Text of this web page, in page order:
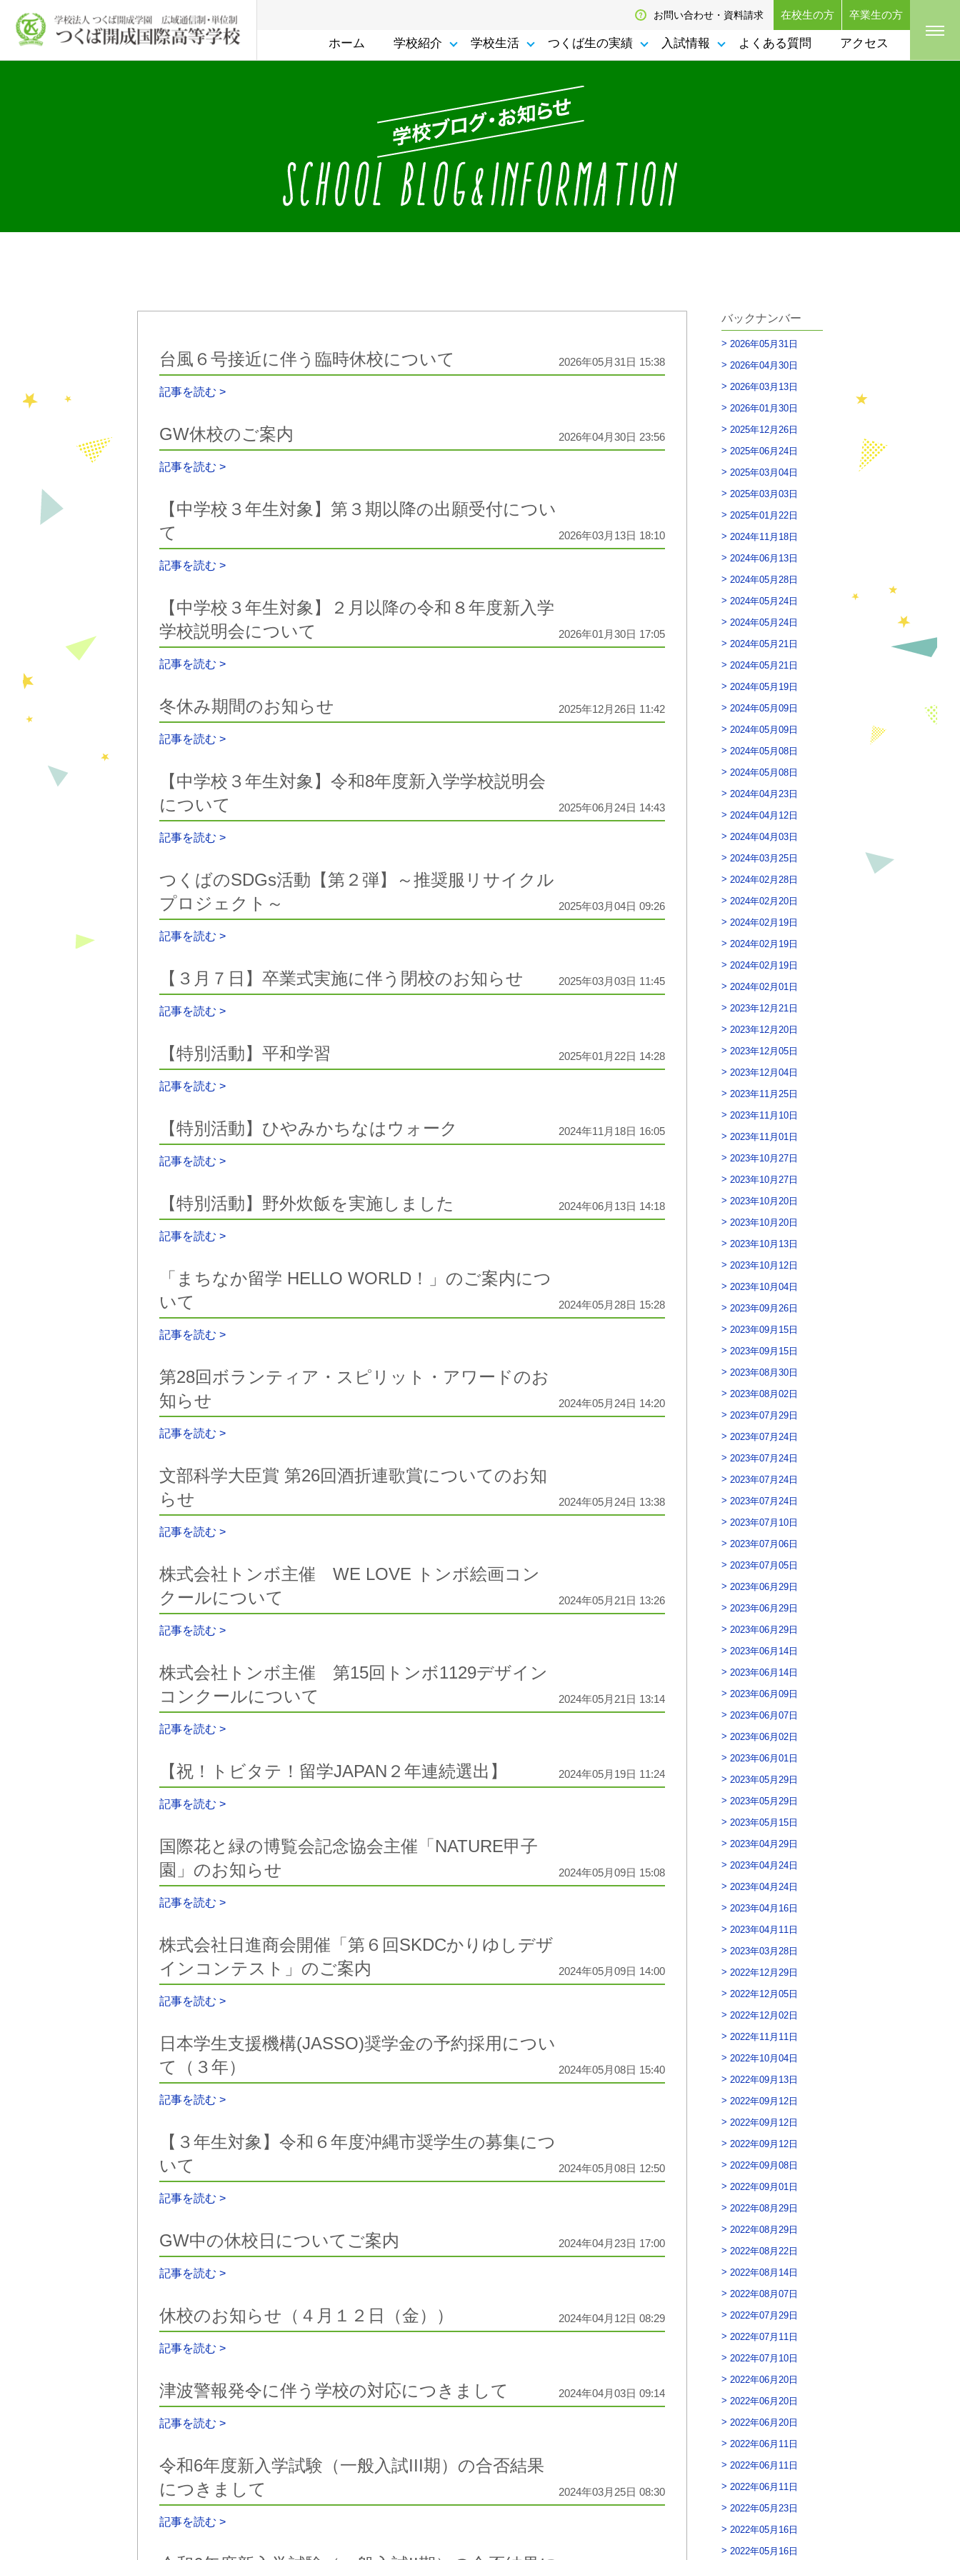
お問い合わせ・資料請求 在校生の方 卒業生の方
ホーム 学校紹介 学校生活 つくば生の実績 入試情報 よくある質問 アクセス
台風６号接近に伴う臨時休校について 2026年05月31日 15:38
記事を読む >
GW休校のご案内 2026年04月30日 23:56
記事を読む >
【中学校３年生対象】第３期以降の出願受付につい
て
2026年03月13日 18:10
記事を読む >
【中学校３年生対象】２月以降の令和８年度新入学
学校説明会について
2026年01月30日 17:05
記事を読む >
冬休み期間のお知らせ 2025年12月26日 11:42
記事を読む >
【中学校３年生対象】令和8年度新入学学校説明会
について
2025年06月24日 14:43
記事を読む >
つくばのSDGs活動【第２弾】～推奨服リサイクル
プロジェクト～
2025年03月04日 09:26
記事を読む >
【３月７日】卒業式実施に伴う閉校のお知らせ 2025年03月03日 11:45
記事を読む >
【特別活動】平和学習 2025年01月22日 14:28
記事を読む >
【特別活動】ひやみかちなはウォーク 2024年11月18日 16:05
記事を読む >
【特別活動】野外炊飯を実施しました 2024年06月13日 14:18
記事を読む >
「まちなか留学 HELLO WORLD！」のご案内につ
いて
2024年05月28日 15:28
記事を読む >
第28回ボランティア・スピリット・アワードのお
知らせ
2024年05月24日 14:20
記事を読む >
文部科学大臣賞 第26回酒折連歌賞についてのお知
らせ
2024年05月24日 13:38
記事を読む >
株式会社トンボ主催 WE LOVE トンボ絵画コン
クールについて
2024年05月21日 13:26
記事を読む >
株式会社トンボ主催 第15回トンボ1129デザイン
コンクールについて
2024年05月21日 13:14
記事を読む >
【祝！トビタテ！留学JAPAN２年連続選出】 2024年05月19日 11:24
記事を読む >
国際花と緑の博覧会記念協会主催「NATURE甲子
園」のお知らせ
2024年05月09日 15:08
記事を読む >
株式会社日進商会開催「第６回SKDCかりゆしデザ
インコンテスト」のご案内
2024年05月09日 14:00
記事を読む >
日本学生支援機構(JASSO)奨学金の予約採用につい
て（３年）
2024年05月08日 15:40
記事を読む >
【３年生対象】令和６年度沖縄市奨学生の募集につ
いて
2024年05月08日 12:50
記事を読む >
GW中の休校日についてご案内 2024年04月23日 17:00
記事を読む >
休校のお知らせ（４月１２日（金）） 2024年04月12日 08:29
記事を読む >
津波警報発令に伴う学校の対応につきまして 2024年04月03日 09:14
記事を読む >
令和6年度新入学試験（一般入試III期）の合否結果
につきまして
2024年03月25日 08:30
記事を読む >
バックナンバー
2026年05月31日
2026年04月30日
2026年03月13日
2026年01月30日
2025年12月26日
2025年06月24日
2025年03月04日
2025年03月03日
2025年01月22日
2024年11月18日
2024年06月13日
2024年05月28日
2024年05月24日
2024年05月24日
2024年05月21日
2024年05月21日
2024年05月19日
2024年05月09日
2024年05月09日
2024年05月08日
2024年05月08日
2024年04月23日
2024年04月12日
2024年04月03日
2024年03月25日
2024年02月28日
2024年02月20日
2024年02月19日
2024年02月19日
2024年02月19日
2024年02月01日
2023年12月21日
2023年12月20日
2023年12月05日
2023年12月04日
2023年11月25日
2023年11月10日
2023年11月01日
2023年10月27日
2023年10月27日
2023年10月20日
2023年10月20日
2023年10月13日
2023年10月12日
2023年10月04日
2023年09月26日
2023年09月15日
2023年09月15日
2023年08月30日
2023年08月02日
2023年07月29日
2023年07月24日
2023年07月24日
2023年07月24日
2023年07月24日
2023年07月10日
2023年07月06日
2023年07月05日
2023年06月29日
2023年06月29日
2023年06月29日
2023年06月14日
2023年06月14日
2023年06月09日
2023年06月07日
2023年06月02日
2023年06月01日
2023年05月29日
2023年05月29日
2023年05月15日
2023年04月29日
2023年04月24日
2023年04月24日
2023年04月16日
2023年04月11日
2023年03月28日
2022年12月29日
2022年12月05日
2022年12月02日
2022年11月11日
2022年10月04日
2022年09月13日
2022年09月12日
2022年09月12日
2022年09月12日
2022年09月08日
2022年09月01日
2022年08月29日
2022年08月29日
2022年08月22日
2022年08月14日
2022年08月07日
2022年07月29日
2022年07月11日
2022年07月10日
2022年06月20日
2022年06月20日
2022年06月20日
2022年06月11日
2022年06月11日
2022年06月11日
2022年05月23日
2022年05月16日
2022年05月16日